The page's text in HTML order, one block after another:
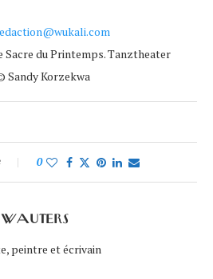
du Printemps. Tanztheater
Korzekwa
0
peintre et écrivain